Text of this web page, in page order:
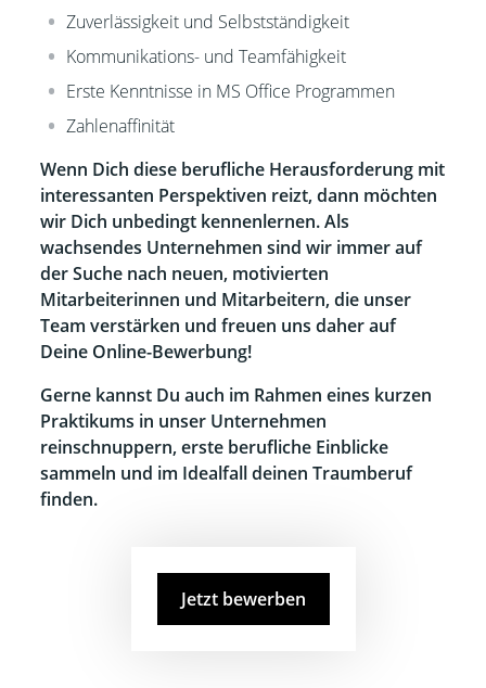
Zuverlässigkeit und Selbstständigkeit
Kommunikations- und Teamfähigkeit
Erste Kenntnisse in MS Office Programmen
Zahlenaffinität
Wenn Dich diese berufliche Herausforderung mit
interessanten Perspektiven reizt, dann möchten
wir Dich unbedingt kennenlernen. Als
wachsendes Unternehmen sind wir immer auf
der Suche nach neuen, motivierten
Mitarbeiterinnen und Mitarbeitern, die unser
Team verstärken und freuen uns daher auf
Deine Online-Bewerbung!
Gerne kannst Du auch im Rahmen eines kurzen
Praktikums in unser Unternehmen
reinschnuppern, erste berufliche Einblicke
sammeln und im Idealfall deinen Traumberuf
finden.
Jetzt bewerben